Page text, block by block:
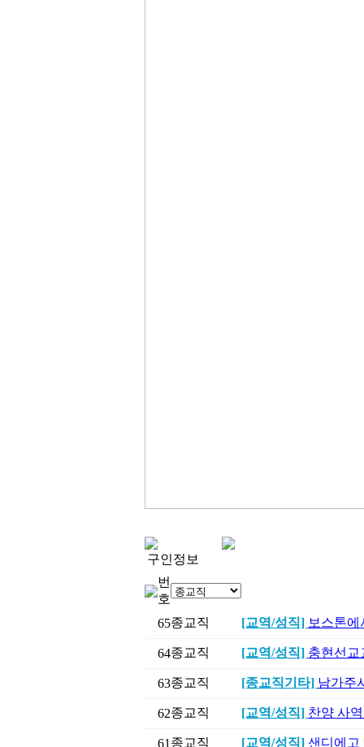
구인정보
번
호
65종교직 [교역/성직] 보스톤
64종교직 [교역/성직] 충현선교
63종교직 [종교직기타] 남가주
62종교직 [교역/성직] 찬양 사
61 종교직 [교역/성직] 샌디에고